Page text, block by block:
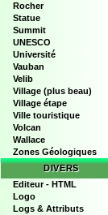
Rocher
Statue
Summit
UNESCO
Université
Vauban
Velib
Village (plus beau)
Village étape
Ville touristique
Volcan
Wallace
Zones Géologiques
DIVERS
Editeur - HTML
Logo
Logs & Attributs